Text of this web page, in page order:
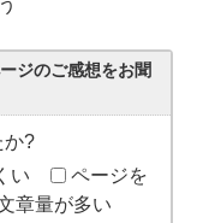
ジのご感想をお聞
か?
い
ページを
章量が多い